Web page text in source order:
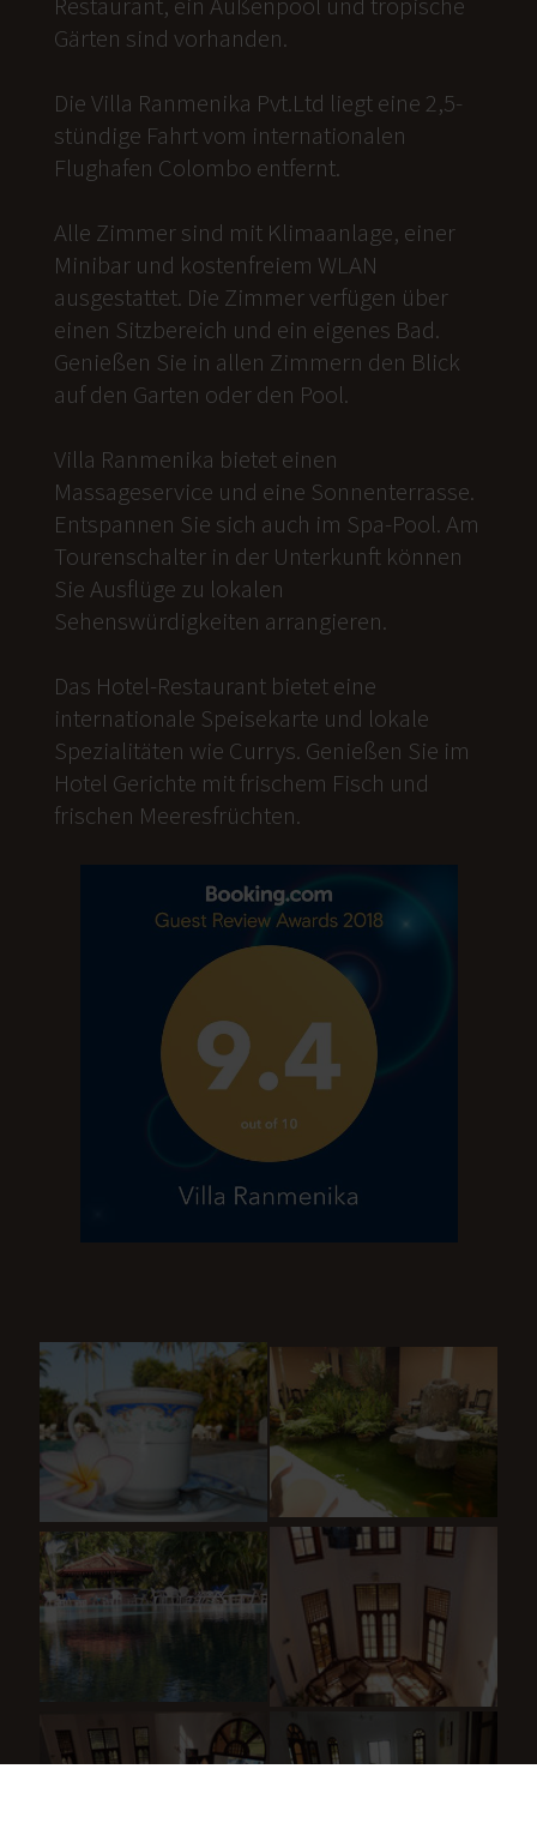
Gärten sind vorhanden.
Die Villa Ranmenika Pvt.Ltd liegt eine 2,5-
stündige Fahrt vom internationalen
Flughafen Colombo entfernt.
Alle Zimmer sind mit Klimaanlage, einer
Minibar und kostenfreiem WLAN
ausgestattet. Die Zimmer verfügen über
einen Sitzbereich und ein eigenes Bad.
Genießen Sie in allen Zimmern den Blick
auf den Garten oder den Pool.
Villa Ranmenika bietet einen
Massageservice und eine Sonnenterrasse.
Entspannen Sie sich auch im Spa-Pool. Am
Tourenschalter in der Unterkunft können
Sie Ausflüge zu lokalen
Sehenswürdigkeiten arrangieren.
Das Hotel-Restaurant bietet eine
internationale Speisekarte und lokale
Spezialitäten wie Currys. Genießen Sie im
Hotel Gerichte mit frischem Fisch und
frischen Meeresfrüchten.